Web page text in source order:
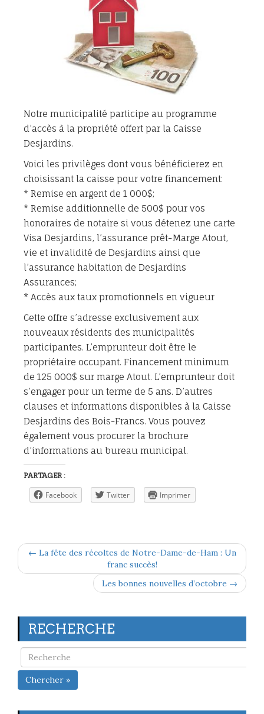
Notre municipalité participe au programme
d’accès à la propriété offert par la Caisse
Desjardins.
Voici les privilèges dont vous bénéficierez en
choisissant la caisse pour votre financement:
* Remise en argent de 1 000$;
* Remise additionnelle de 500$ pour vos
honoraires de notaire si vous détenez une carte
Visa Desjardins, l’assurance prêt-Marge Atout,
vie et invalidité de Desjardins ainsi que
l’assurance habitation de Desjardins
Assurances;
* Accès aux taux promotionnels en vigueur
Cette offre s’adresse exclusivement aux
nouveaux résidents des municipalités
participantes. L’emprunteur doit être le
propriétaire occupant. Financement minimum
de 125 000$ sur marge Atout. L’emprunteur doit
s’engager pour un terme de 5 ans. D’autres
clauses et informations disponibles à la Caisse
Desjardins des Bois-Francs. Vous pouvez
également vous procurer la brochure
d’informations au bureau municipal.
PARTAGER :
Facebook Twitter Imprimer
← La fête des récoltes de Notre-Dame-de-Ham : Un
franc succès!
Les bonnes nouvelles d’octobre →
RECHERCHE
Chercher »